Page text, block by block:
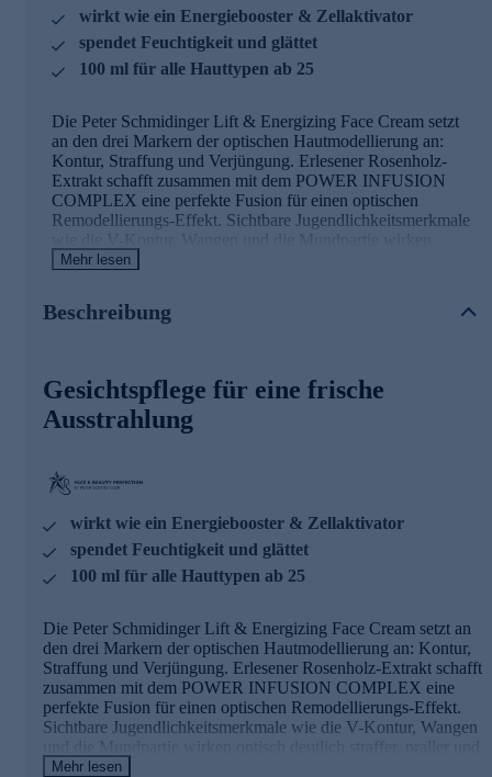
wirkt wie ein Energiebooster & Zellaktivator
spendet Feuchtigkeit und glättet
100 ml für alle Hauttypen ab 25
Die Peter Schmidinger Lift & Energizing Face Cream setzt
an den drei Markern der optischen Hautmodellierung an:
Kontur, Straffung und Verjüngung. Erlesener Rosenholz-
Extrakt schafft zusammen mit dem POWER INFUSION
COMPLEX eine perfekte Fusion für einen optischen
Remodellierungs-Effekt. Sichtbare Jugendlichkeitsmerkmale
wie die V-Kontur, Wangen und die Mundpartie wirken
optisch deutlich straffer, praller und lassen die Gesichtszüge
frische Ausstrahlung.
POWER INFUSION COMPLEX
• kann wie ein Energiebooster & Zellaktivator wirken
Liftyl™
• kann die die allgemeine Kollagenfaserbildung unterstützen
• die Haut wirkt merklich gestrafft
Verwöhnen Sie Ihre Haut mit dieser Gesichtscreme -
Mehr lesen
Beschreibung
Gesichtspflege für eine frische
Ausstrahlung
wirkt wie ein Energiebooster & Zellaktivator
spendet Feuchtigkeit und glättet
100 ml für alle Hauttypen ab 25
Die Peter Schmidinger Lift & Energizing Face Cream setzt an
den drei Markern der optischen Hautmodellierung an: Kontur,
Straffung und Verjüngung. Erlesener Rosenholz-Extrakt schafft
zusammen mit dem POWER INFUSION COMPLEX eine
perfekte Fusion für einen optischen Remodellierungs-Effekt.
Sichtbare Jugendlichkeitsmerkmale wie die V-Kontur, Wangen
und die Mundpartie wirken optisch deutlich straffer, praller und
lassen die Gesichtszüge harmonisch wirken. Ihre Gesichtshaut
Mehr lesen